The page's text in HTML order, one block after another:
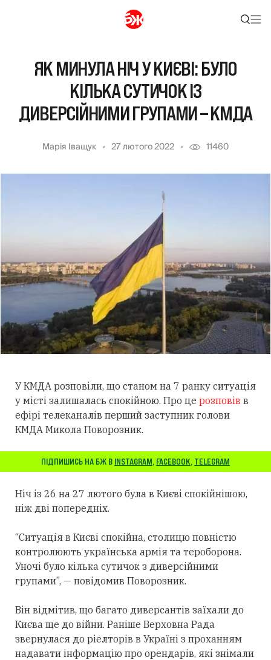
ЯК МИНУЛА НІЧ У КИЄВІ: БУЛО
КІЛЬКА СУТИЧОК ІЗ
ДИВЕРСІЙНИМИ ГРУПАМИ – КМДА
Марія Іващук 27 лютого 2022 11460
У КМДА розповіли, що станом на 7 ранку ситуація
у місті залишалась спокійною. Про це розповів в
ефірі телеканалів перший заступник голови
КМДА Микола Поворозник.
ПІДПИШИСЬ НА БЖ В INSTAGRAM, FACEBOOK, TELEGRAM
Ніч із 26 на 27 лютого була в Києві спокійнішою,
ніж дві попередніх.
“Ситуація в Києві спокійна, столицю повністю
контролюють українська армія та тероборона.
Уночі було кілька сутичок з диверсійними
групами”, — повідомив Поворозник.
Він відмітив, що багато диверсантів заїхали до
Києва ще до війни. Раніше Верховна Рада
звернулася до ріелторів в Україні з проханням
надавати інформацію про орендарів, які знімали